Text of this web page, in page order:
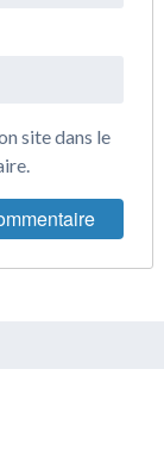
site dans le